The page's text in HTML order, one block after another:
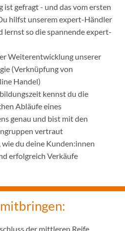
gefragt - und das vom ersten
hilfst unserem expert-Händler
lernst so die spannende expert-
Weiterentwicklung unserer
(Verknüpfung von
Handel)
kennst du die
Abläufe eines
genau und bist mit den
vertraut
du deine Kunden:innen
erfolgreich Verkäufe
der mittleren Reife